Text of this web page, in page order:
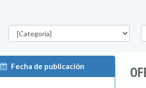
Categorías
Fecha de publicación